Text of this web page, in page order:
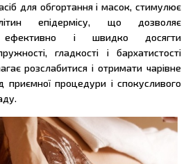
для обгортання і масок, стимулює
епідермісу, що дозволяє
ефективно і швидко досягти
гладкості і бархатистості
розслабитися і отримати чарівне
приємної процедури і спокусливого